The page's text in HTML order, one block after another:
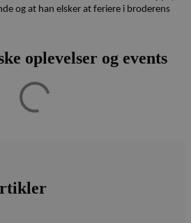
og at han elsker at feriere i broderens
oplevelser og events